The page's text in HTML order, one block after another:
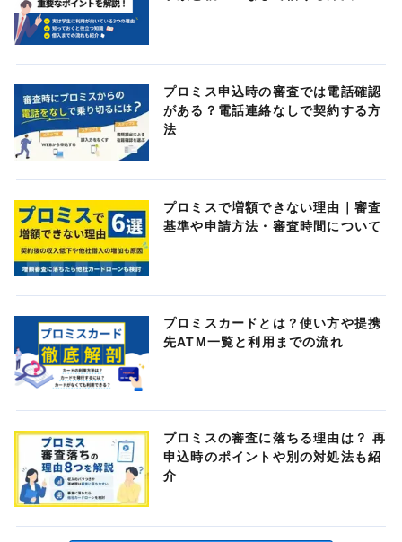
プロミス申込時の審査では電話確認
がある？電話連絡なしで契約する方
法
プロミスで増額できない理由｜審査
基準や申請方法・審査時間について
プロミスカードとは？使い方や提携
先ATM一覧と利用までの流れ
プロミスの審査に落ちる理由は？ 再
申込時のポイントや別の対処法も紹
介